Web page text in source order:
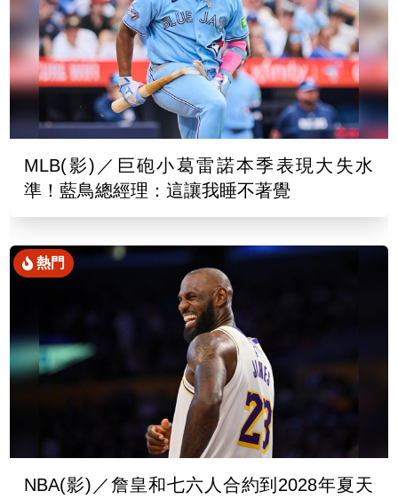
MLB(影)／巨砲小葛雷諾本季表現大失水
準！藍鳥總經理：這讓我睡不著覺
熱門
NBA(影)／詹皇和七六人合約到2028年夏天